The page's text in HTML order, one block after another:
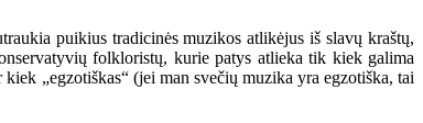
puikius tradicinės muzikos atlikėjus iš slavų kraštų,
folkloristų, kurie patys atlieka tik kiek galima
„egzotiškas“ (jei man svečių muzika yra egzotiška, tai